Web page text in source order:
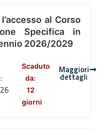
al Corso
Specifica in
2026/2029
:
Scaduto
da:
12
giorni
Maggiori
dettagli